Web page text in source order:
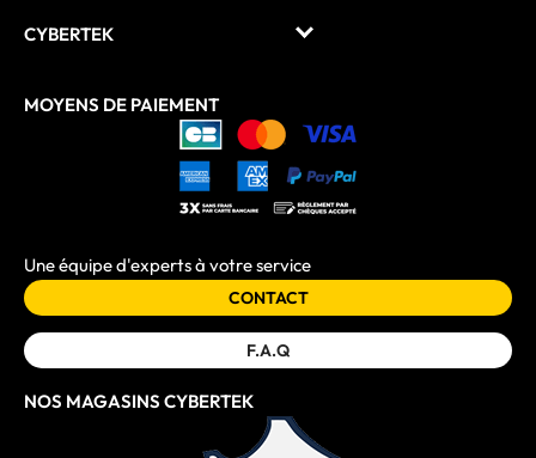
CYBERTEK
MOYENS DE PAIEMENT
Une équipe d'experts à votre service
CONTACT
F.A.Q
NOS MAGASINS CYBERTEK